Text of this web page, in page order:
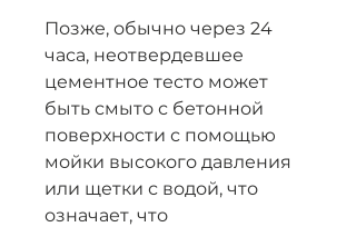
Позже, обычно через 24
часа, неотвердевшее
цементное тесто может
быть смыто с бетонной
поверхности с помощью
мойки высокого давления
или щетки с водой, что
означает, что